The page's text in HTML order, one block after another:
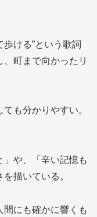
ける”という歌詞
町まで向かったリ
も分かりやすい。
」や、「辛い記憶も
描いている。
にも確かに響くも